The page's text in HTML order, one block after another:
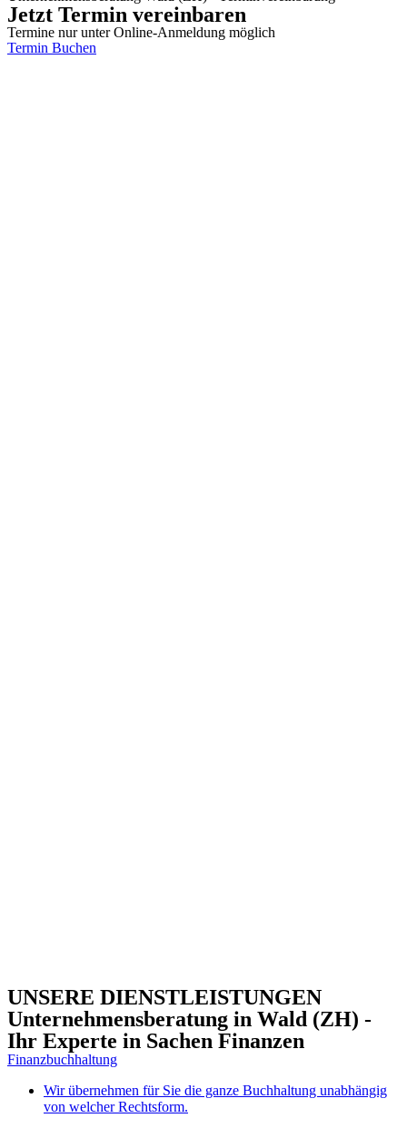
Jetzt Termin vereinbaren
Termine nur unter Online-Anmeldung möglich
Termin Buchen
UNSERE DIENSTLEISTUNGEN
Unternehmensberatung in Wald (ZH) -
Ihr Experte in Sachen Finanzen
Finanzbuchhaltung
Wir übernehmen für Sie die ganze Buchhaltung unabhängig
von welcher Rechtsform.